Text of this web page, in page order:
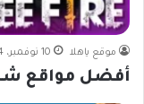
موقع ياهلا 10 نوفمبر، 2024
أفضل مواقع